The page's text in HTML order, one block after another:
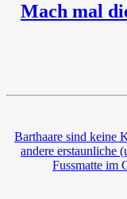
Mach mal
Barthaare sind keine
andere erstaunliche
Fussmatte im